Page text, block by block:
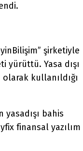
şirketiyle
yürüttü. Yasa dışı
kullanıldığı
yasadışı bahis
finansal yazılım